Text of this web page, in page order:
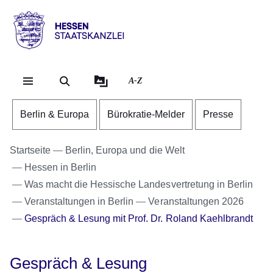
Hessen
Staatskanzlei
A-Z
Berlin & Europa Bürokratie-Melder Presse
Startseite
Berlin, Europa und die Welt
Hessen in Berlin
Was macht die Hessische Landesvertretung in Berlin
Veranstaltungen in Berlin
Veranstaltungen 2026
Gespräch & Lesung mit Prof. Dr. Roland Kaehlbrandt
Gespräch & Lesung